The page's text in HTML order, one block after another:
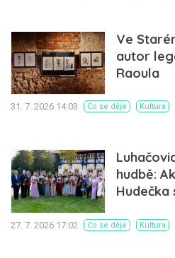
Ve
autor
Raoula
31. 7. 2026 14:03 Co se děje Kultura
hudbě:
Hudečka
27. 7. 2026 17:02 Co se děje Kultura